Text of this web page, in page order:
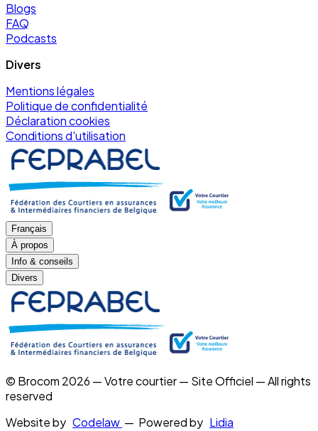
Blogs
FAQ
Podcasts
Divers
Mentions légales
Politique de confidentialité
Déclaration cookies
Conditions d'utilisation
Français
À propos
Info & conseils
Divers
© Brocom 2026 — Votre courtier — Site Officiel — All rights
reserved
Website by Codelaw — Powered by Lidia